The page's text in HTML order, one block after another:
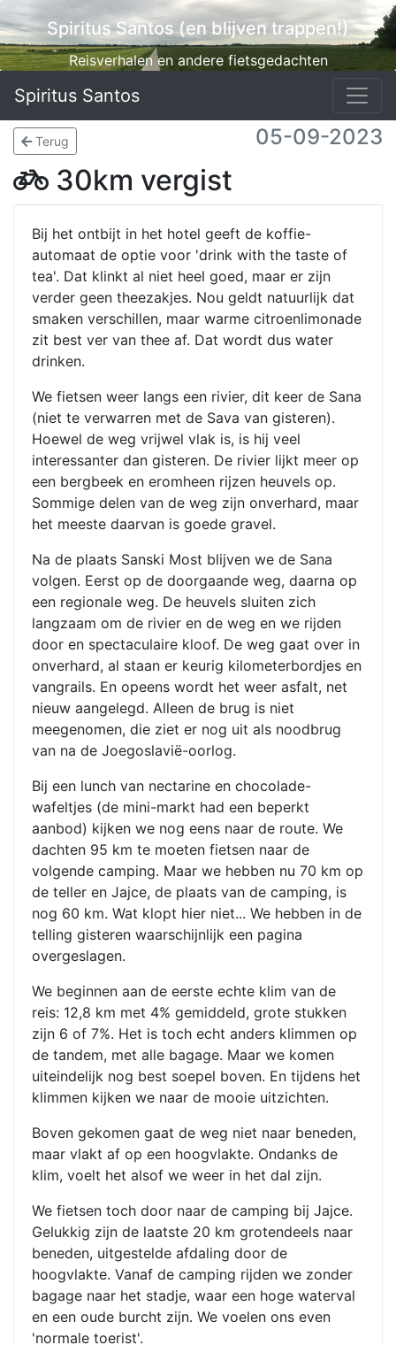
Spiritus Santos (en blijven trappen!)
Reisverhalen en andere fietsgedachten
Spiritus Santos
Terug 05-09-2023
30km vergist
Bij het ontbijt in het hotel geeft de koffie-
automaat de optie voor 'drink with the taste of
tea'. Dat klinkt al niet heel goed, maar er zijn
verder geen theezakjes. Nou geldt natuurlijk dat
smaken verschillen, maar warme citroenlimonade
zit best ver van thee af. Dat wordt dus water
drinken.
We fietsen weer langs een rivier, dit keer de Sana
(niet te verwarren met de Sava van gisteren).
Hoewel de weg vrijwel vlak is, is hij veel
interessanter dan gisteren. De rivier lijkt meer op
een bergbeek en eromheen rijzen heuvels op.
Sommige delen van de weg zijn onverhard, maar
het meeste daarvan is goede gravel.
Na de plaats Sanski Most blijven we de Sana
volgen. Eerst op de doorgaande weg, daarna op
een regionale weg. De heuvels sluiten zich
langzaam om de rivier en de weg en we rijden
door en spectaculaire kloof. De weg gaat over in
onverhard, al staan er keurig kilometerbordjes en
vangrails. En opeens wordt het weer asfalt, net
nieuw aangelegd. Alleen de brug is niet
meegenomen, die ziet er nog uit als noodbrug
van na de Joegoslavië-oorlog.
Bij een lunch van nectarine en chocolade-
wafeltjes (de mini-markt had een beperkt
aanbod) kijken we nog eens naar de route. We
dachten 95 km te moeten fietsen naar de
volgende camping. Maar we hebben nu 70 km op
de teller en Jajce, de plaats van de camping, is
nog 60 km. Wat klopt hier niet... We hebben in de
telling gisteren waarschijnlijk een pagina
overgeslagen.
We beginnen aan de eerste echte klim van de
reis: 12,8 km met 4% gemiddeld, grote stukken
zijn 6 of 7%. Het is toch echt anders klimmen op
de tandem, met alle bagage. Maar we komen
uiteindelijk nog best soepel boven. En tijdens het
klimmen kijken we naar de mooie uitzichten.
Boven gekomen gaat de weg niet naar beneden,
maar vlakt af op een hoogvlakte. Ondanks de
klim, voelt het alsof we weer in het dal zijn.
We fietsen toch door naar de camping bij Jajce.
Gelukkig zijn de laatste 20 km grotendeels naar
beneden, uitgestelde afdaling door de
hoogvlakte. Vanaf de camping rijden we zonder
bagage naar het stadje, waar een hoge waterval
en een oude burcht zijn. We voelen ons even
'normale toerist'.